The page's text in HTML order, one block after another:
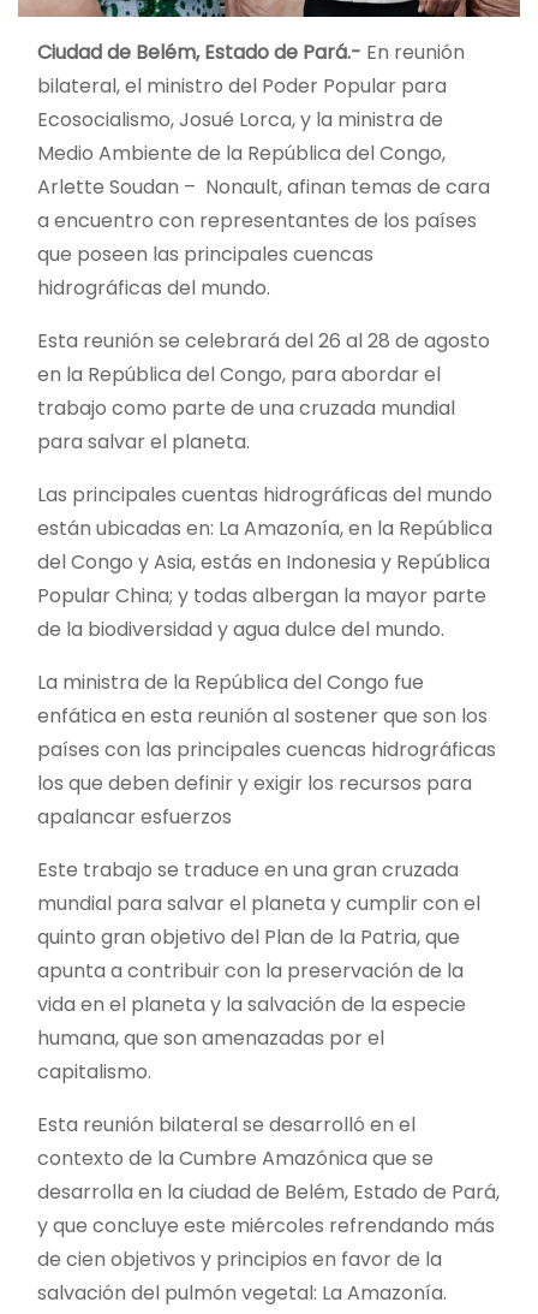
Ciudad de Belém, Estado de Pará.- En reunión
bilateral, el ministro del Poder Popular para
Ecosocialismo, Josué Lorca, y la ministra de
Medio Ambiente de la República del Congo,
Arlette Soudan – Nonault, afinan temas de cara
a encuentro con representantes de los países
que poseen las principales cuencas
hidrográficas del mundo.
Esta reunión se celebrará del 26 al 28 de agosto
en la República del Congo, para abordar el
trabajo como parte de una cruzada mundial
para salvar el planeta.
Las principales cuentas hidrográficas del mundo
están ubicadas en: La Amazonía, en la República
del Congo y Asia, estás en Indonesia y República
Popular China; y todas albergan la mayor parte
de la biodiversidad y agua dulce del mundo.
La ministra de la República del Congo fue
enfática en esta reunión al sostener que son los
países con las principales cuencas hidrográficas
los que deben definir y exigir los recursos para
apalancar esfuerzos
Este trabajo se traduce en una gran cruzada
mundial para salvar el planeta y cumplir con el
quinto gran objetivo del Plan de la Patria, que
apunta a contribuir con la preservación de la
vida en el planeta y la salvación de la especie
humana, que son amenazadas por el
capitalismo.
Esta reunión bilateral se desarrolló en el
contexto de la Cumbre Amazónica que se
desarrolla en la ciudad de Belém, Estado de Pará,
y que concluye este miércoles refrendando más
de cien objetivos y principios en favor de la
salvación del pulmón vegetal: La Amazonía.